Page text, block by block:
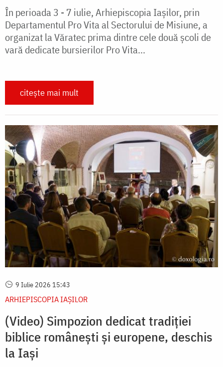
În perioada 3 - 7 iulie, Arhiepiscopia Iașilor, prin
Departamentul Pro Vita al Sectorului de Misiune, a
organizat la Văratec prima dintre cele două școli de
vară dedicate bursierilor Pro Vita...
citește mai mult
9 Iulie 2026 15:43
ARHIEPISCOPIA IAŞILOR
(Video) Simpozion dedicat tradiției
biblice românești și europene, deschis
la Iași